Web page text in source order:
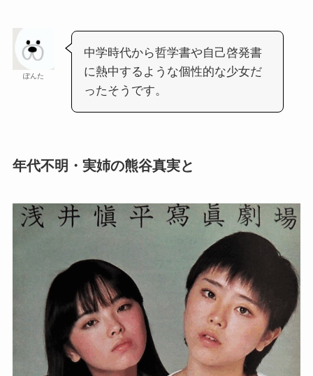
ぽんた
中学時代から哲学書や自己啓発書
に熱中するような個性的な少女だ
ったそうです。
年代不明・実姉の熊谷真実と